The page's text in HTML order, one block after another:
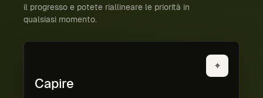
il progresso e potete riallineare le priorità in
qualsiasi momento.
⌖
Capire